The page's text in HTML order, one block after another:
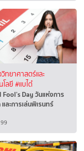
ทยาศาสตร์และ
โลยี#แบไต๋
Day วันแห่งการ
และการเล่นพิเรนทร์